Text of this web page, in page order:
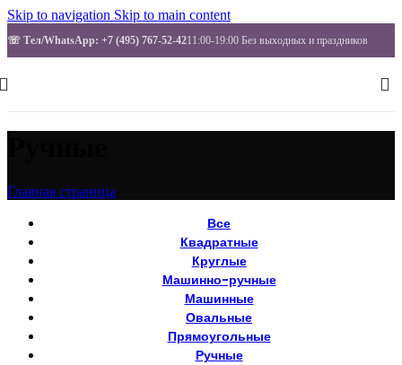
Skip to navigation Skip to main content
☏ Тел/WhatsApp: +7 (495) 767-52-4211:00-19:00 Без выходных и праздников
Главная страница
Все
Квадратные
Круглые
Машинно-ручные
Машинные
Овальные
Прямоугольные
Ручные